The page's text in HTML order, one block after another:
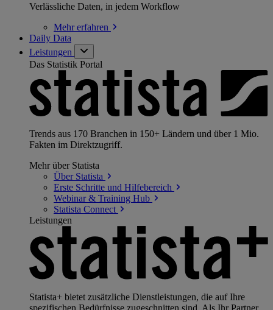
Verlässliche Daten, in jedem Workflow
Mehrerfahren
Daily Data
Leistungen
Das Statistik Portal
Trends aus 170 Branchen in 150+ Ländern und über 1 Mio.
Fakten im Direktzugriff.
Mehr über Statista
Über Statista
Erste Schritte und Hilfebereich
Webinar & Training Hub
Statista Connect
Leistungen
Statista+ bietet zusätzliche Dienstleistungen, die auf Ihre
spezifischen Bedürfnisse zugeschnitten sind. Als Ihr Partner